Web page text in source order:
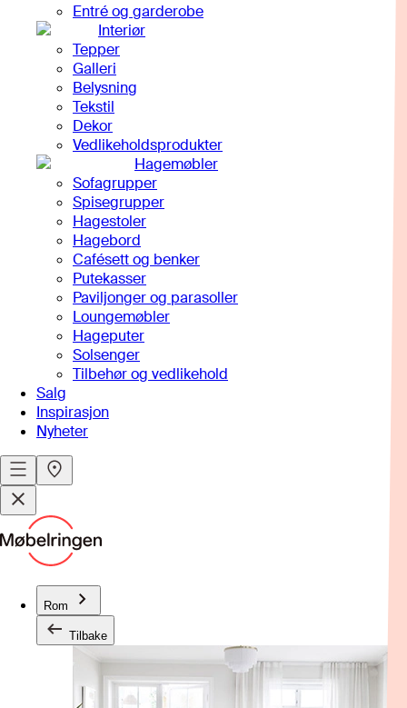
Entré og garderobe
Interiør
Tepper
Galleri
Belysning
Tekstil
Dekor
Vedlikeholdsprodukter
Hagemøbler
Sofagrupper
Spisegrupper
Hagestoler
Hagebord
Cafésett og benker
Putekasser
Paviljonger og parasoller
Loungemøbler
Hageputer
Solsenger
Tilbehør og vedlikehold
Salg
Inspirasjon
Nyheter
Rom
Tilbake